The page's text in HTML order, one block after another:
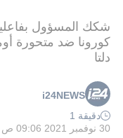
شكك المسؤول
كورونا ضد متحورة
دلتا
i24NEWS
دقيقة 1
30 نوفمبر 2021 09:06 ص